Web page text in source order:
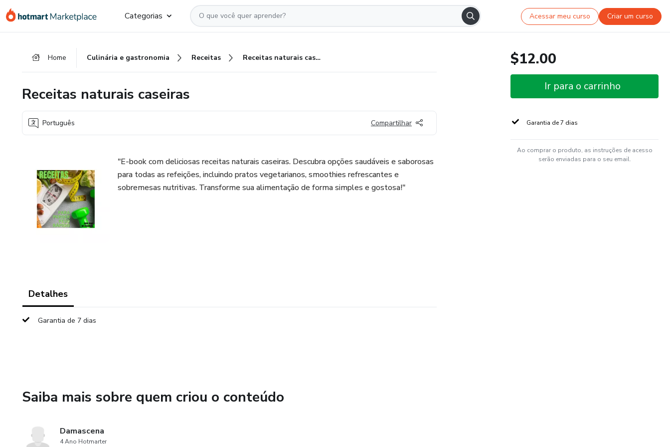
para
para
para
Categorias Acessar meu curso Criar um curso
Home Culinária e gastronomia Receitas Receitas naturais caseiras
Receitas naturais caseiras
Português Compartilhar
"E-book com deliciosas receitas naturais caseiras. Descubra opções saudáveis e saborosas
para todas as refeições, incluindo pratos vegetarianos, smoothies refrescantes e
sobremesas nutritivas. Transforme sua alimentação de forma simples e gostosa!"
Detalhes
Garantia de 7 dias
Saiba mais sobre quem criou o conteúdo
Damascena
4 Ano Hotmarter
$12.00
Ir para o carrinho
Garantia de 7 dias
Ao comprar o produto, as instruções de acesso
serão enviadas para o seu email.